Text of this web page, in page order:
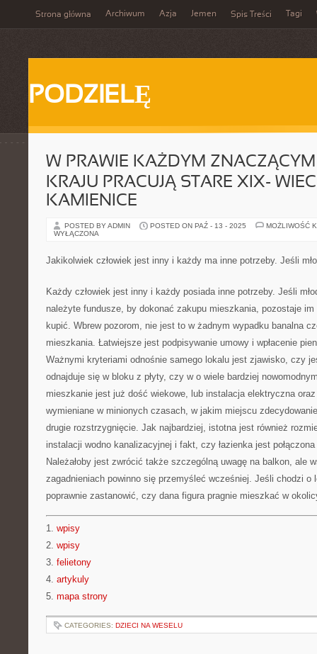
Strona główna Archiwum Azja Jemen Spis Treści Tagi
PODZIELĘ
W PRAWIE KAŻDYM
KRAJU PRACUJĄ STARE XIX-
KAMIENICE
POSTED BY ADMIN POSTED ON PAŹ - 13 - 2025
MOŻLIWOŚĆ
WYŁĄCZONA
Jakikolwiek człowiek jest inny i każdy ma inne potrzeby. Jeśli
Każdy człowiek jest inny i każdy posiada inne potrzeby. Jeśli
należyte fundusze, by dokonać zakupu mieszkania, pozostaje
kupić. Wbrew pozorom, nie jest to w żadnym wypadku banalna
mieszkania. Łatwiejsze jest podpisywanie umowy i wpłacenie
Ważnymi kryteriami odnośnie samego lokalu jest zjawisko, czy
odnajduje się w bloku z płyty, czy w o wiele bardziej
mieszkanie jest już dość wiekowe, lub instalacja elektryczna
wymieniane w minionych czasach, w jakim miejscu
drugie rozstrzygnięcie. Jak najbardziej, istotna jest również
instalacji wodno kanalizacyjnej i fakt, czy łazienka jest
Należałoby jest zwrócić także szczególną uwagę na balkon, ale
zagadnieniach powinno się przemyśleć wcześniej. Jeśli chodzi
poprawnie zastanowić, czy dana figura pragnie mieszkać w
1. wpisy
2. wpisy
3. felietony
4. artykuly
5. mapa strony
CATEGORIES: DZIECI NA WESELU